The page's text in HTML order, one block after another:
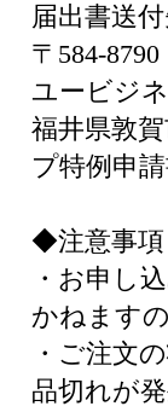
届出書送
〒584-
ユービジ
福井県敦
プ特例申
◆注意事項
・お申し
かねます
・ご注文
品切れが